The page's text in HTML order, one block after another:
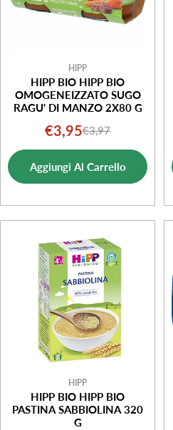
HIPP
HIPP BIO HIPP BIO
OMOGENEIZZATO SUGO
RAGU' DI MANZO 2X80 G
Prezzo
di
vendita
€3,95Prezzo
normale
€3,97
Aggiungi Al Carrello
HIPP
HIPP BIO HIPP BIO
PASTINA SABBIOLINA 320
G